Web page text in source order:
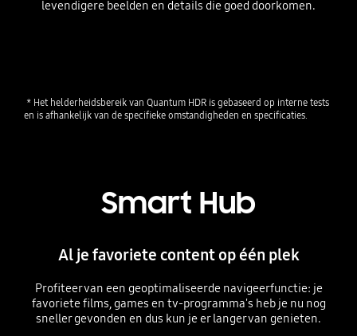
levendigere beelden en details die goed doorkomen.
en is afhankelijk van de specifieke omstandigheden en specificaties.
Smart Hub
Al je favoriete content op één plek
Profiteer van een geoptimaliseerde navigeerfunctie: je
favoriete films, games en tv-programma's heb je nu nog
sneller gevonden en dus kun je er langer van genieten.